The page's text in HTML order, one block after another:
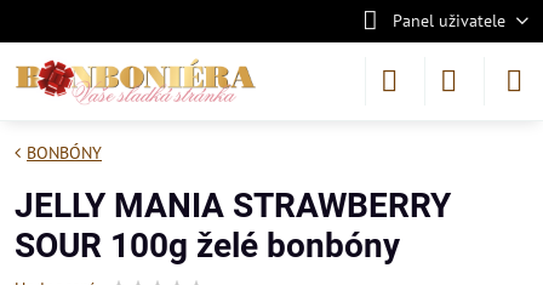
Panel uživatele
BONBÓNY
JELLY MANIA STRAWBERRY
SOUR 100g želé bonbóny